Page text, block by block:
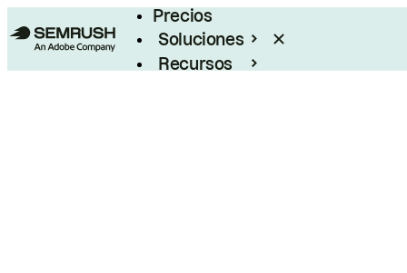
Precios
Soluciones
Recursos